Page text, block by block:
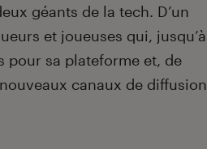
géants de la tech. D’un
et joueuses qui, jusqu’à
pour sa plateforme et, de
canaux de diffusion